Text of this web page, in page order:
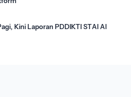
Kini Laporan PDDIKTI STAI Al